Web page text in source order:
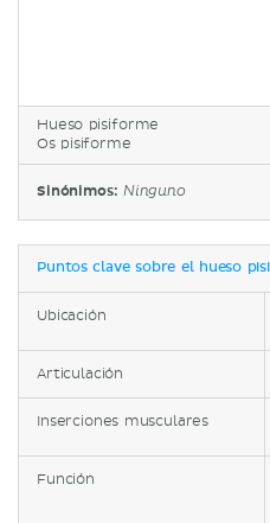
Hueso pisiforme
Os pisiforme
Sinónimos: Ninguno
Puntos clave sobre el hueso
Ubicación
Articulación
Inserciones musculares
Función